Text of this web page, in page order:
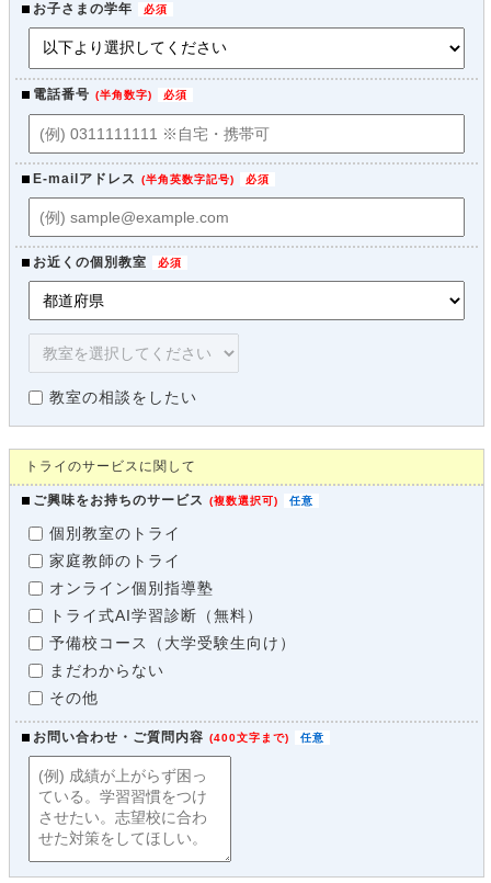
お子さまの学年
電話番号 (半角数字)
E-mailアドレス (半角英数字記号)
お近くの個別教室
教室の相談をしたい
トライのサービスに関して
ご興味をお持ちのサービス (複数選択可)
個別教室のトライ
家庭教師のトライ
オンライン個別指導塾
トライ式AI学習診断（無料）
予備校コース（大学受験生向け）
まだわからない
その他
お問い合わせ・ご質問内容 (400文字まで)